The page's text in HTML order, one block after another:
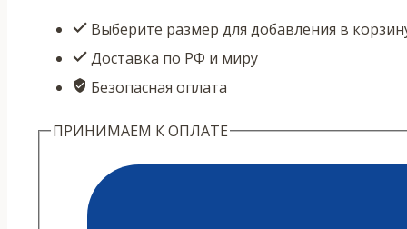
№8
"Капельки
воды"
100
Выберите размер для добавления в
Доставка по РФ и миру
Безопасная оплата
ПРИНИМАЕМ К ОПЛАТЕ